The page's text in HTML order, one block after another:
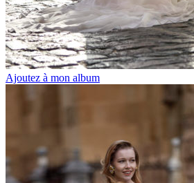
Ajoutez à mon album